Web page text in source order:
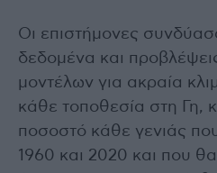
Οι επιστήμονες
δεδομένα και
μοντέλων για ακραία
κάθε τοποθεσία στη Γη,
ποσοστό κάθε γενιάς
1960 και 2020 και που θα